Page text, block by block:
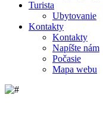
Turista
Ubytovanie
Kontakty
Kontakty
Napíšte nám
Počasie
Mapa webu